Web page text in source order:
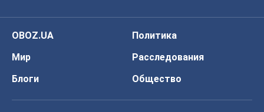
OBOZ.UA
Политика
Мир
Расследования
Блоги
Общество